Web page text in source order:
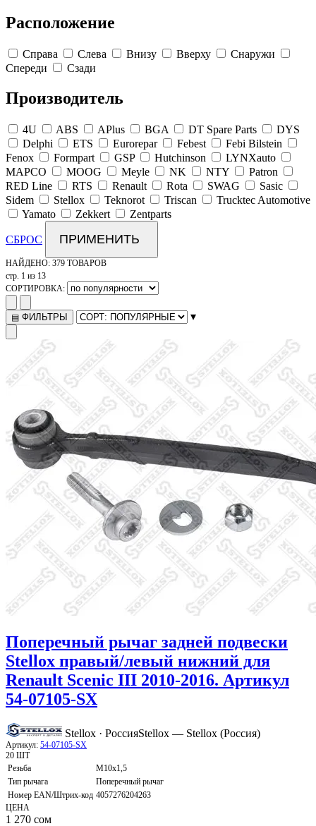
Расположение
Справа Слева Внизу Вверху
Снаружи
Спереди
Сзади
Производитель
4U ABS APlus BGA DT Spare Parts
DYS
Delphi
ETS Eurorepar Febest
Febi Bilstein
Fenox
Formpart GSP Hutchinson
LYNXauto
MAPCO
MOOG Meyle NK NTY
Patron
RED Line
RTS Renault Rota SWAG
Sasic
Sidem
Stellox Teknorot Triscan
Trucktec Automotive
Yamato
Zekkert Zentparts
СБРОС ПРИМЕНИТЬ
НАЙДЕНО: 379 ТОВАРОВ
стр. 1 из 13
СОРТИРОВКА:
▤ ФИЛЬТРЫ ▾
Поперечный рычаг задней подвески
Stellox правый/левый нижний для
Renault Scenic III 2010-2016. Артикул
54-07105-SX
Stellox · РоссияStellox — Stellox (Россия)
Артикул: 54-07105-SX
20 ШТ
Резьба
M10x1,5
Тип рычага
Поперечный рычаг
Номер EAN/Штрих-код 4057276204263
ЦЕНА
1 270 сом